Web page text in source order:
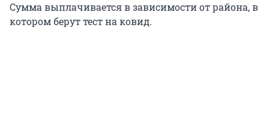
Сумма выплачивается в зависимости от района, в
котором берут тест на ковид.